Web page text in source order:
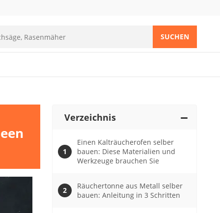
SUCHEN
Verzeichnis
Einen Kalträucherofen selber
bauen: Diese Materialien und
Werkzeuge brauchen Sie
Räuchertonne aus Metall selber
bauen: Anleitung in 3 Schritten